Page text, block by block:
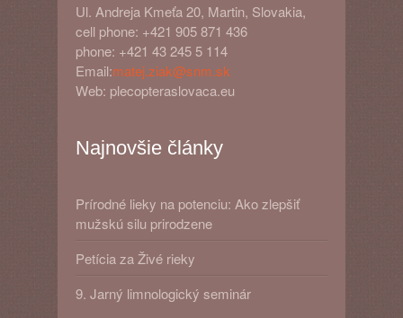
Ul. Andreja Kmeťa 20, Martin, Slovakia,
cell phone: +421 905 871 436
phone: +421 43 245 5 114
Email:matej.ziak@snm.sk
Web: plecopteraslovaca.eu
Najnovšie články
Prírodné lieky na potenciu: Ako zlepšiť
mužskú silu prirodzene
Petícia za Živé rieky
9. Jarný limnologický seminár